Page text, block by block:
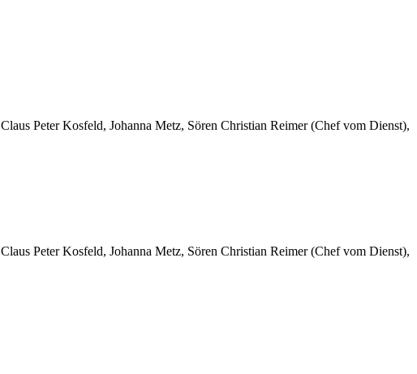
Claus Peter Kosfeld, Johanna Metz, Sören Christian Reimer (Chef vom Dienst),
Claus Peter Kosfeld, Johanna Metz, Sören Christian Reimer (Chef vom Dienst),